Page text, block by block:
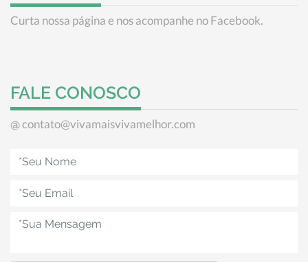
Curta nossa página e nos acompanhe no Facebook.
FALE CONOSCO
@contato@vivamaisvivamelhor.com